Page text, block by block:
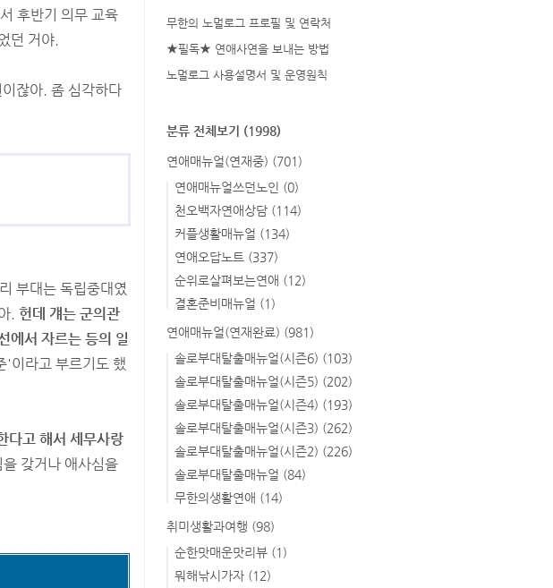
후반기 의무 교육
던 거야.
잖아. 좀 심각하다
부대는 독립중대였
. 헌데 걔는 군의관
에서 자르는 등의 일
'이라고 부르기도 했
다고 해서 세무사랑
갖거나 애사심을
무한의 노멀로그 프로필 및 연락처
★필독★ 연애사연을 보내는 방법
노멀로그 사용설명서 및 운영원칙
분류 전체보기 (1998)
연애매뉴얼(연재중) (701)
연애매뉴얼쓰던노인 (0)
천오백자연애상담 (114)
커플생활매뉴얼 (134)
연애오답노트 (337)
순위로살펴보는연애 (12)
결혼준비매뉴얼 (1)
연애매뉴얼(연재완료) (981)
솔로부대탈출매뉴얼(시즌6) (103)
솔로부대탈출매뉴얼(시즌5) (202)
솔로부대탈출매뉴얼(시즌4) (193)
솔로부대탈출매뉴얼(시즌3) (262)
솔로부대탈출매뉴얼(시즌2) (226)
솔로부대탈출매뉴얼 (84)
무한의생활연애 (14)
취미생활과여행 (98)
순한맛매운맛리뷰 (1)
뭐해낚시가자 (12)